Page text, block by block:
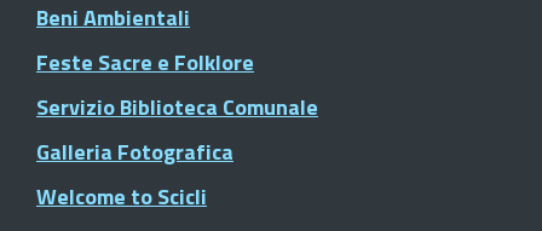
Beni Ambientali
Feste Sacre e Folklore
Servizio Biblioteca Comunale
Galleria Fotografica
Welcome to Scicli